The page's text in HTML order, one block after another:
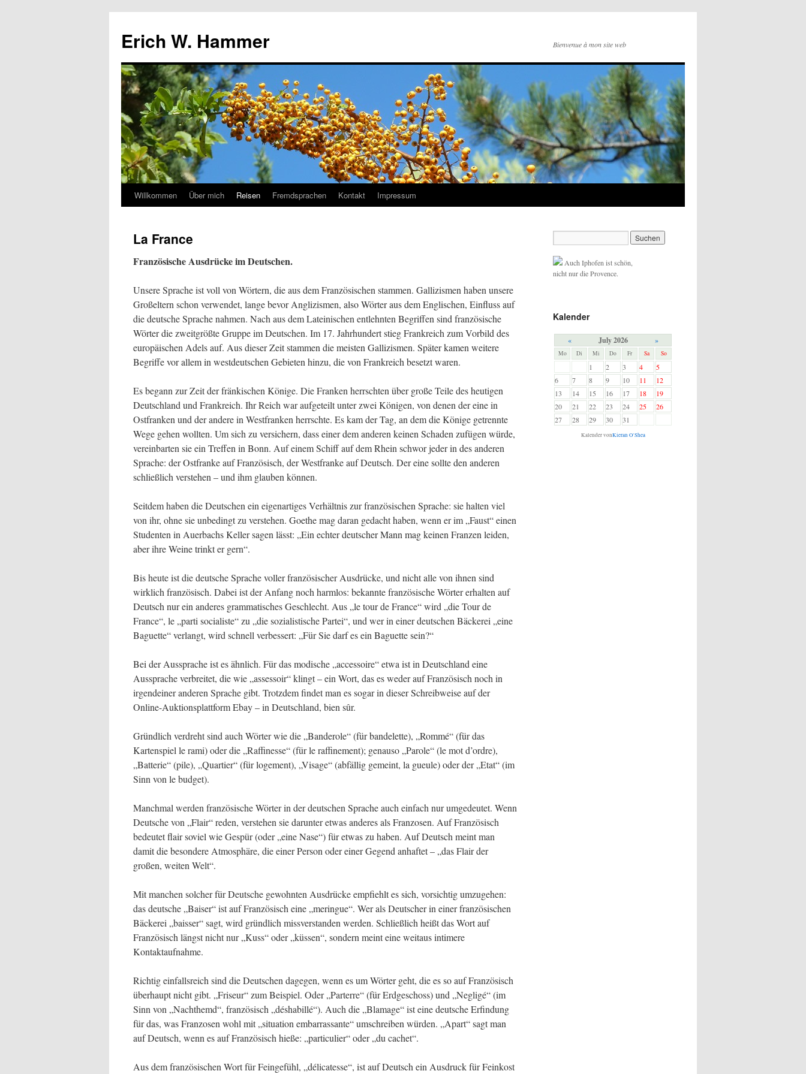
Erich W. Hammer Bienvenue à mon site web
Zum
springen
Willkommen Über mich Reisen Fremdsprachen Kontakt Impressum
La France
Französische Ausdrücke im Deutschen.
Unsere Sprache ist voll von Wörtern, die aus dem Französischen stammen. Gallizismen haben unsere
Großeltern schon verwendet, lange bevor Anglizismen, also Wörter aus dem Englischen, Einfluss auf
die deutsche Sprache nahmen. Nach aus dem Lateinischen entlehnten Begriffen sind französische
Wörter die zweitgrößte Gruppe im Deutschen. Im 17. Jahrhundert stieg Frankreich zum Vorbild des
europäischen Adels auf. Aus dieser Zeit stammen die meisten Gallizismen. Später kamen weitere
Begriffe vor allem in westdeutschen Gebieten hinzu, die von Frankreich besetzt waren.
Es begann zur Zeit der fränkischen Könige. Die Franken herrschten über große Teile des heutigen
Deutschland und Frankreich. Ihr Reich war aufgeteilt unter zwei Königen, von denen der eine in
Ostfranken und der andere in Westfranken herrschte. Es kam der Tag, an dem die Könige getrennte
Wege gehen wollten. Um sich zu versichern, dass einer dem anderen keinen Schaden zufügen würde,
vereinbarten sie ein Treffen in Bonn. Auf einem Schiff auf dem Rhein schwor jeder in des anderen
Sprache: der Ostfranke auf Französisch, der Westfranke auf Deutsch. Der eine sollte den anderen
schließlich verstehen – und ihm glauben können.
Seitdem haben die Deutschen ein eigenartiges Verhältnis zur französischen Sprache: sie halten viel
von ihr, ohne sie unbedingt zu verstehen. Goethe mag daran gedacht haben, wenn er im „Faust“ einen
Studenten in Auerbachs Keller sagen lässt: „Ein echter deutscher Mann mag keinen Franzen leiden,
aber ihre Weine trinkt er gern“.
Bis heute ist die deutsche Sprache voller französischer Ausdrücke, und nicht alle von ihnen sind
wirklich französisch. Dabei ist der Anfang noch harmlos: bekannte französische Wörter erhalten auf
Deutsch nur ein anderes grammatisches Geschlecht. Aus „le tour de France“ wird „die Tour de
France“, le „parti socialiste“ zu „die sozialistische Partei“, und wer in einer deutschen Bäckerei „eine
Baguette“ verlangt, wird schnell verbessert: „Für Sie darf es ein Baguette sein?“
Bei der Aussprache ist es ähnlich. Für das modische „accessoire“ etwa ist in Deutschland eine
Aussprache verbreitet, die wie „assessoir“ klingt – ein Wort, das es weder auf Französisch noch in
irgendeiner anderen Sprache gibt. Trotzdem findet man es sogar in dieser Schreibweise auf der
Online-Auktionsplattform Ebay – in Deutschland, bien sûr.
Gründlich verdreht sind auch Wörter wie die „Banderole“ (für bandelette), „Rommé“ (für das
Kartenspiel le rami) oder die „Raffinesse“ (für le raffinement); genauso „Parole“ (le mot d’ordre),
„Batterie“ (pile), „Quartier“ (für logement), „Visage“ (abfällig gemeint, la gueule) oder der „Etat“ (im
Sinn von le budget).
Manchmal werden französische Wörter in der deutschen Sprache auch einfach nur umgedeutet. Wenn
Deutsche von „Flair“ reden, verstehen sie darunter etwas anderes als Franzosen. Auf Französisch
bedeutet flair soviel wie Gespür (oder „eine Nase“) für etwas zu haben. Auf Deutsch meint man
damit die besondere Atmosphäre, die einer Person oder einer Gegend anhaftet – „das Flair der
großen, weiten Welt“.
Mit manchen solcher für Deutsche gewohnten Ausdrücke empfiehlt es sich, vorsichtig umzugehen:
das deutsche „Baiser“ ist auf Französisch eine „meringue“. Wer als Deutscher in einer französischen
Bäckerei „baisser“ sagt, wird gründlich missverstanden werden. Schließlich heißt das Wort auf
Französisch längst nicht nur „Kuss“ oder „küssen“, sondern meint eine weitaus intimere
Kontaktaufnahme.
Richtig einfallsreich sind die Deutschen dagegen, wenn es um Wörter geht, die es so auf Französisch
überhaupt nicht gibt. „Friseur“ zum Beispiel. Oder „Parterre“ (für Erdgeschoss) und „Negligé“ (im
Sinn von „Nachthemd“, französisch „déshabillé“). Auch die „Blamage“ ist eine deutsche Erfindung
für das, was Franzosen wohl mit „situation embarrassante“ umschreiben würden. „Apart“ sagt man
auf Deutsch, wenn es auf Französisch hieße: „particulier“ oder „du cachet“.
Aus dem französischen Wort für Feingefühl, „délicatesse“, ist auf Deutsch ein Ausdruck für Feinkost
Auch Iphofen ist schön,
nicht nur die Provence.
Kalender
« July 2026 »
Mo Di Mi Do Fr Sa So
1 2 3 4
5
6
7 8 9 10 11
12
13
14 15 16 17 18
19
20
21 22 23 24 25
26
27
28 29 30 31
Kalender vonKieran O'Shea